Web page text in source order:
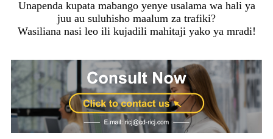
Unapenda kupata mabango yenye usalama wa hali ya
juu au suluhisho maalum za trafiki?
Wasiliana nasi leo ili kujadili mahitaji yako ya mradi!